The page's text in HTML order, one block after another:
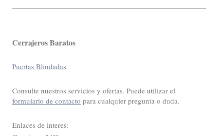
Cerrajeros Baratos
Puertas Blindadas
Consulte nuestros servicios y ofertas. Puede utilizar el
formulario de contacto para cualquier pregunta o duda.
Enlaces de interes: